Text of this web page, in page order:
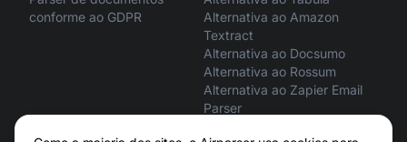
conforme ao GDPR
Alternativa ao Amazon
Textract
Alternativa ao Docsumo
Alternativa ao Rossum
Alternativa ao Zapier Email
Parser